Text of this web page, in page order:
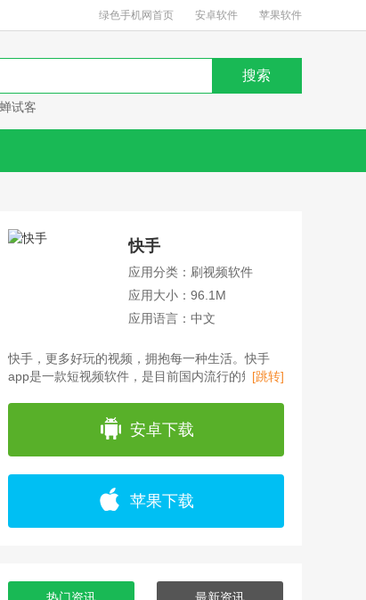
绿色手机网首页 安卓软件 苹果软件
蝉试客
快手
应用分类：刷视频软件
应用大小：96.1M
应用语言：中文
快手，更多好玩的视频，拥抱每一种生活。快手
app是一款短视频软件，是目前国内流行的短视频
[跳转]
安卓下载
苹果下载